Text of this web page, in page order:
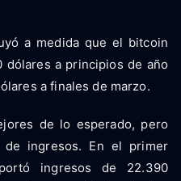
a medida que el bitcoin
dólares a principios de año
a finales de marzo.
de lo esperado, pero
de ingresos. En el primer
ingresos de 22.390